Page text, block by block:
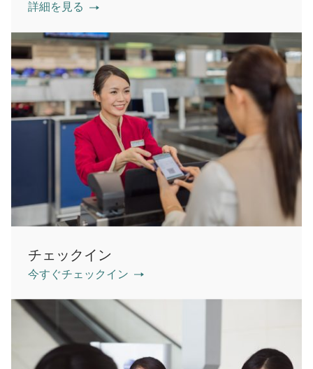
詳細を見る
チェックイン
今すぐチェックイン